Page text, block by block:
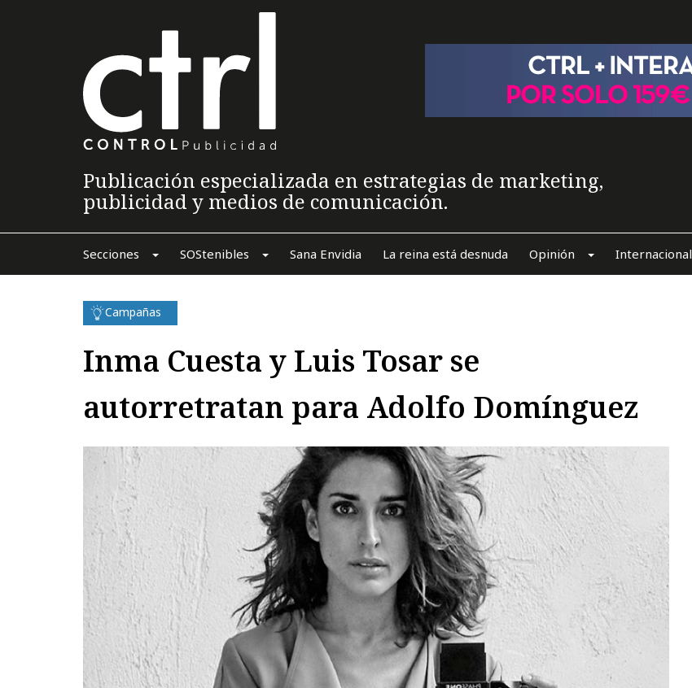
Publicación especializada en estrategias de marketing,
publicidad y medios de comunicación.
Secciones SOStenibles Sana Envidia La reina está desnuda Opinión Internacional
Campañas
Inma Cuesta y Luis Tosar se
autorretratan para Adolfo Domínguez